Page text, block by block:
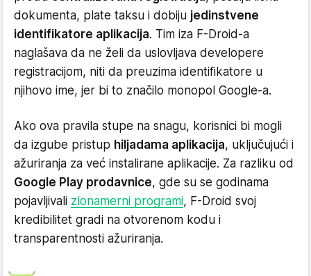
dokumenta, plate taksu i dobiju jedinstvene
identifikatore aplikacija. Tim iza F-Droid-a
naglašava da ne želi da uslovljava developere
registracijom, niti da preuzima identifikatore u
njihovo ime, jer bi to značilo monopol Google-a.
Ako ova pravila stupe na snagu, korisnici bi mogli
da izgube pristup hiljadama aplikacija, uključujući i
ažuriranja za već instalirane aplikacije. Za razliku od
Google Play prodavnice, gde su se godinama
pojavljivali zlonamerni programi, F-Droid svoj
kredibilitet gradi na otvorenom kodu i
transparentnosti ažuriranja.